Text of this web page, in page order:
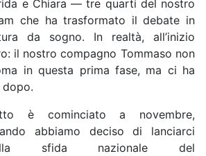
e Chiara — tre quarti del nostro
che ha trasformato il debate in
da sogno. In realtà, all’inizio
il nostro compagno Tommaso non
in questa prima fase, ma ci ha
è cominciato a novembre,
abbiamo deciso di lanciarci
sfida nazionale del